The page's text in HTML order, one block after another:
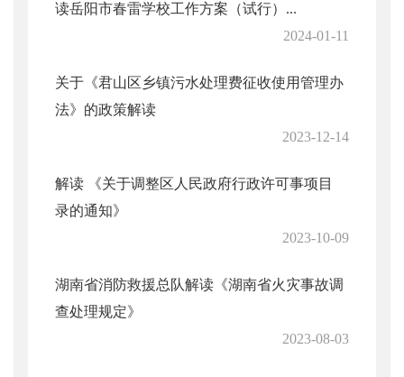
读岳阳市春雷学校工作方案（试行）...
2024-01-11
关于《君山区乡镇污水处理费征收使用管理办
法》的政策解读
2023-12-14
解读 《关于调整区人民政府行政许可事项目
录的通知》
2023-10-09
湖南省消防救援总队解读《湖南省火灾事故调
查处理规定》
2023-08-03